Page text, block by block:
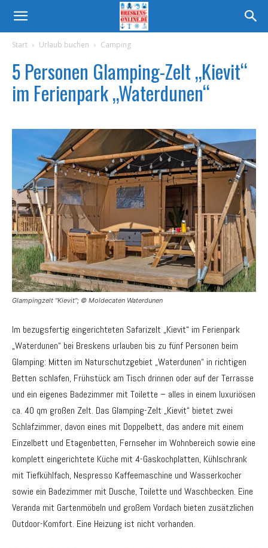
Start Urlaub buchen Camping
5 Personen Glamping-Zelt „Kievit“
im Ferienpark „Waterdunen“
Glampingzelt "Kievit"; © Moldecaten Waterdunen
Im bezugsfertig eingerichteten Safarizelt „Kievit“ im Ferienpark
„Waterdunen“ bei Breskens urlauben bis zu fünf Personen beim
Glamping: Mitten im Naturschutzgebiet „Waterdunen“ in richtigen
Betten schlafen, Frühstück am Tisch drinnen oder auf der Terrasse
und ein eigenes Badezimmer mit Toilette – alles in einem luxuriösen
ca. 40 qm großen Zelt. Das Glamping-Zelt „Kievit“ bietet zwei
Schlafzimmer, davon eines mit Doppelbett, das andere mit einem
Einzelbett und Etagenbetten, Fernseher im Wohnbereich sowie eine
komplett eingerichtete Küche mit 4-Gaskochplatten, Kühlschrank
mit Tiefkühlfach, Nespresso Kaffeemaschine und Wasserkocher
sowie ein Badezimmer mit Dusche, Toilette und Waschbecken. Eine
Veranda mit Gartenmöbeln und großem Vordach bieten zusätzlichen
Outdoor-Komfort. Eine Heizung ist nicht vorhanden.